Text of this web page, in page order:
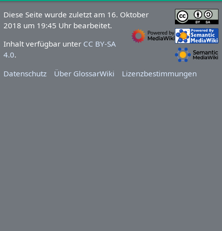
Diese Seite wurde zuletzt am 16. Oktober
2018 um 19:45 Uhr bearbeitet.
Inhalt verfügbar unter CC BY-SA
4.0.
Datenschutz
Über GlossarWiki Lizenzbestimmungen